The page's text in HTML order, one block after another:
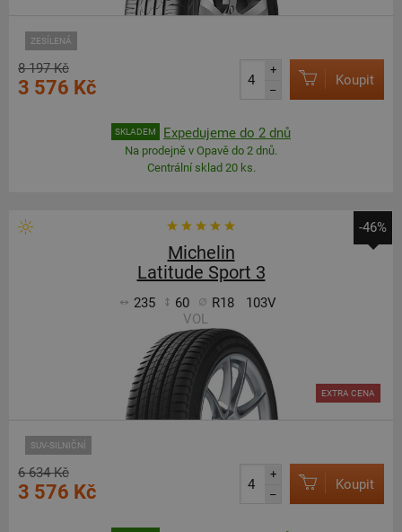
ZESÍLENÁ
8 197 Kč
3 576 Kč
+
–
Koupit
SKLADEM Expedujeme do 2 dnů
Na prodejně v Opavě do 2 dnů.
Centrální sklad 20 ks.
-46%
Michelin
Latitude Sport 3
235 60 R18
103V
VOL
SUV-SILNIČNÍ
EXTRA CENA
6 634 Kč
3 576 Kč
+
–
Koupit